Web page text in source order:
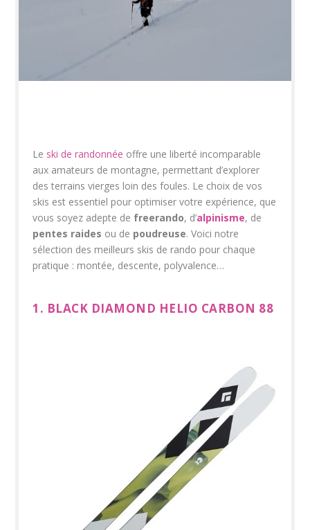
Le ski de randonnée offre une liberté incomparable
aux amateurs de montagne, permettant d’explorer
des terrains vierges loin des foules. Le choix de vos
skis est essentiel pour optimiser votre expérience, que
vous soyez adepte de freerando, d’alpinisme, de
pentes raides ou de poudreuse. Voici notre
sélection des meilleurs skis de rando pour chaque
pratique : montée, descente, polyvalence…
1. BLACK DIAMOND HELIO CARBON 88